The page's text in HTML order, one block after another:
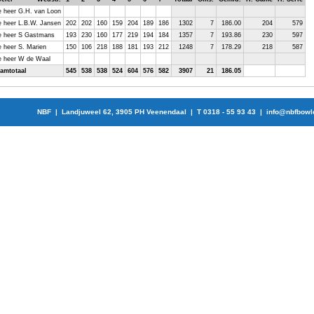
heer G.H. van Loon
heer L.B.W. Jansen
202 202 160 159 204 189 186 1302 7 186.00 204
579
heer S Gastmans
193 230 160 177 219 194 184 1357 7 193.86 230
597
heer S. Marien
150 106 218 188 181 193 212 1248 7 178.29 218
587
heer W de Waal
545 538 538 524 604 576 582 3907 21 186.05
NBF | Landjuweel 62, 3905 PH Veenendaal | T 0318 - 55 93 43 |